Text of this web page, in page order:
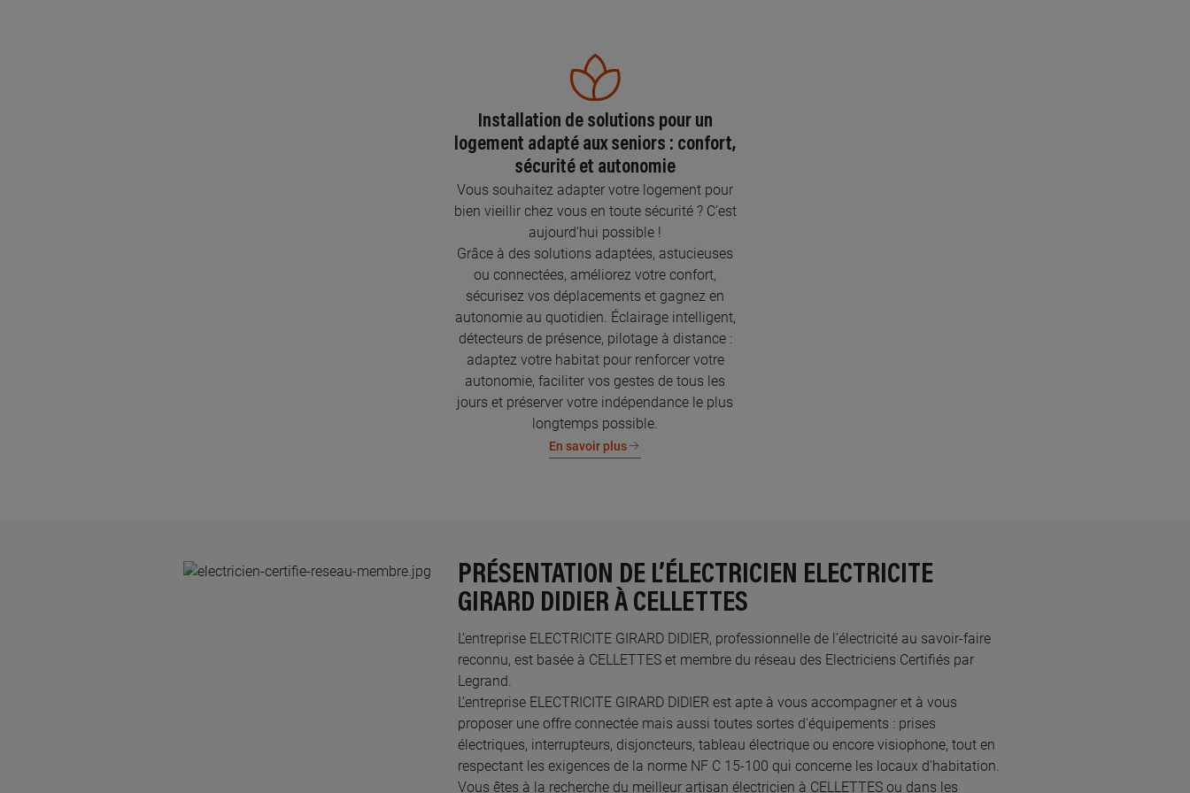
Installation de solutions pour un
logement adapté aux seniors : confort,
sécurité et autonomie
Vous souhaitez adapter votre logement pour
bien vieillir chez vous en toute sécurité ? C’est
aujourd’hui possible !
Grâce à des solutions adaptées, astucieuses
ou connectées, améliorez votre confort,
sécurisez vos déplacements et gagnez en
autonomie au quotidien. Éclairage intelligent,
détecteurs de présence, pilotage à distance :
adaptez votre habitat pour renforcer votre
autonomie, faciliter vos gestes de tous les
jours et préserver votre indépendance le plus
longtemps possible.
En savoir plus
PRÉSENTATION DE L’ÉLECTRICIEN ELECTRICITE
GIRARD DIDIER À CELLETTES
L’entreprise ELECTRICITE GIRARD DIDIER, professionnelle de l’électricité au savoir-faire
reconnu, est basée à CELLETTES et membre du réseau des Electriciens Certifiés par
Legrand.​
L’entreprise ELECTRICITE GIRARD DIDIER est apte à vous accompagner et à vous
proposer une offre connectée mais aussi toutes sortes d'équipements : prises
électriques, interrupteurs, disjoncteurs, tableau électrique ou encore visiophone, tout en
respectant les exigences de la norme NF C 15-100 qui concerne les locaux d’habitation.
Vous êtes à la recherche du meilleur artisan électricien à CELLETTES ou dans les